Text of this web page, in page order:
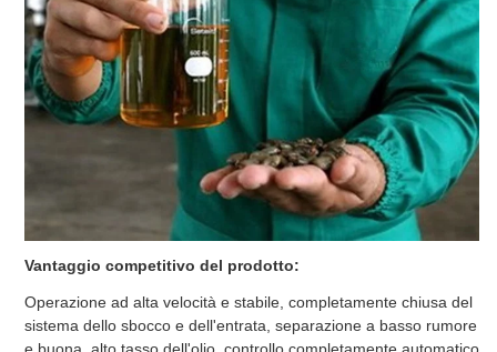
Vantaggio competitivo del prodotto:
Operazione ad alta velocità e stabile, completamente chiusa del
sistema dello sbocco e dell'entrata, separazione a basso rumore